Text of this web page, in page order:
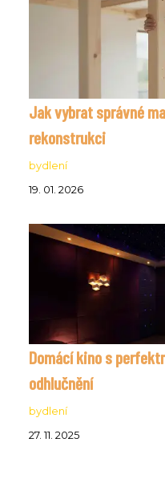
Jak vybrat správné
rekonstrukci
bydlení
19. 01. 2026
Domácí kino s
odhlučnění
bydlení
27. 11. 2025